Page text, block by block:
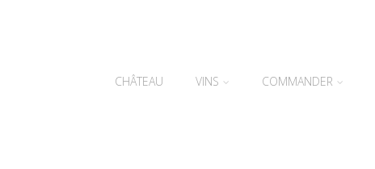
CHÂTEAU VINS COMMANDER